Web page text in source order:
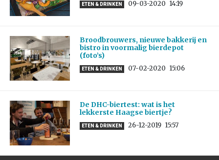
ETEN & DRINKEN 09-03-2020 14:19
Broodbrouwers, nieuwe bakkerij en
bistro in voormalig bierdepot
(foto’s)
ETEN & DRINKEN 07-02-2020 15:06
De DHC-biertest: wat is het
lekkerste Haagse biertje?
ETEN & DRINKEN 26-12-2019 15:57